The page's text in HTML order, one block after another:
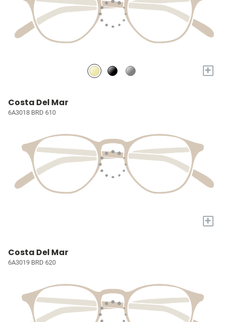
+
Costa Del Mar
6A3018 BRD 610
+
Costa Del Mar
6A3019 BRD 620